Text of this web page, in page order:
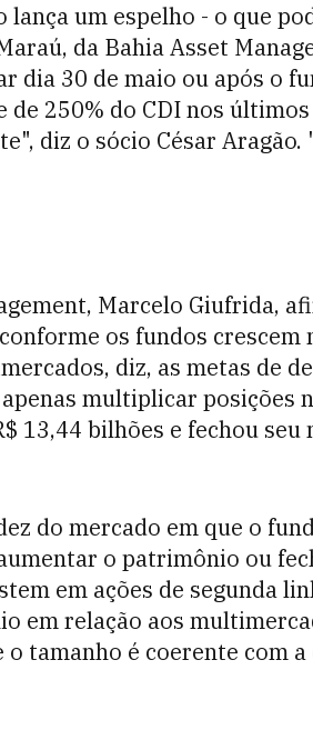
lança um espelho - o que
da Bahia Asset
dia 30 de maio ou após o
250% do CDI nos últimos
diz o sócio César
Marcelo Giufrida,
os fundos crescem
diz, as metas de
multiplicar posições
13,44 bilhões e fechou
do mercado em que o
o patrimônio ou
em ações de segunda
em relação aos
tamanho é coerente com